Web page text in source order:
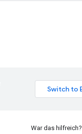
War das hilfreich?